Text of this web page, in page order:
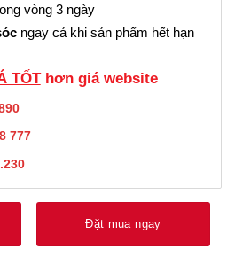
vòng 3 ngày
ngay cả khi sản phẩm hết hạn
TỐThơn giá website
777
Đặt mua ngay